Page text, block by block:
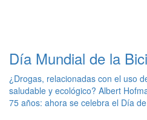
Día Mundial de la
¿Drogas, relacionadas con el uso
saludable y ecológico? Albert
75 años: ahora se celebra el Día